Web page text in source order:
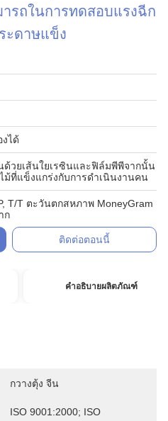
รถในการทดสอบแรงฉีก
ะดาษแข็ง
ได้
ด้วยเส้นใยเรซินและฟิล์มพีพีจากนั้น
ม้ที่แข็งแกร่งกับการดำเนินงานคน
T/T ตะวันตกสหภาพ MoneyGram
ก
ติดต่อตอนนี้
คำอธิบายผลิตภัณฑ์
กวางตุ้ง จีน
ISO 9001:2000; ISO